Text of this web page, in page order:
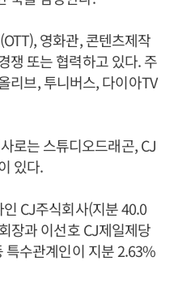
영화관, 콘텐츠제작
쟁 또는 협력하고 있다. 주
리브, 투니버스, 다이아TV
로는 스튜디오드래곤, CJ
있다.
CJ주식회사(지분 40.0
장과 이선호 CJ제일제당
특수관계인이 지분 2.63%